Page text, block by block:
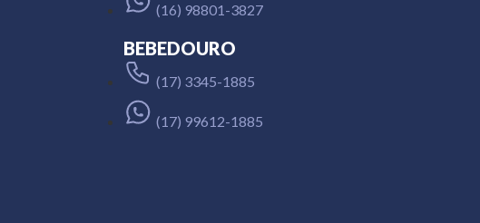
(16) 98801-3827
BEBEDOURO
(17) 3345-1885
(17) 99612-1885